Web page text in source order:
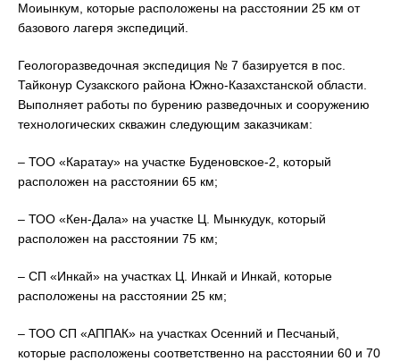
Моиынкум, которые расположены на расстоянии 25 км от
базового лагеря экспедиций.
Геологоразведочная экспедиция № 7 базируется в пос.
Тайконур Сузакского района Южно-Казахстанской области.
Выполняет работы по бурению разведочных и сооружению
технологических скважин следующим заказчикам:
– ТОО «Каратау» на участке Буденовское-2, который
расположен на расстоянии 65 км;
– ТОО «Кен-Дала» на участке Ц. Мынкудук, который
расположен на расстоянии 75 км;
– СП «Инкай» на участках Ц. Инкай и Инкай, которые
расположены на расстоянии 25 км;
– ТОО СП «АППАК» на участках Осенний и Песчаный,
которые расположены соответственно на расстоянии 60 и 70